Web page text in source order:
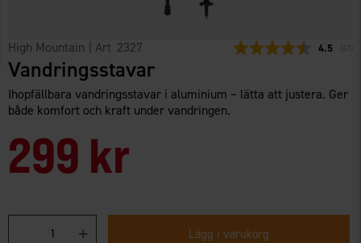
High Mountain | Art 2327 4.5 67
Vandringsstavar
Ihopfällbara vandringsstavar i aluminium – lätta att justera. Ger
både komfort och kraft under vandringen.
299 kr
Lägg i varukorg